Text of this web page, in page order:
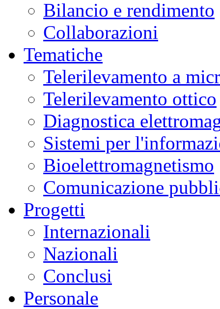
Bilancio e rendimento
Collaborazioni
Tematiche
Telerilevamento a
Telerilevamento ottico
Diagnostica
Sistemi per
Bioelettromagnetismo
Comunicazione
Progetti
Internazionali
Nazionali
Conclusi
Personale